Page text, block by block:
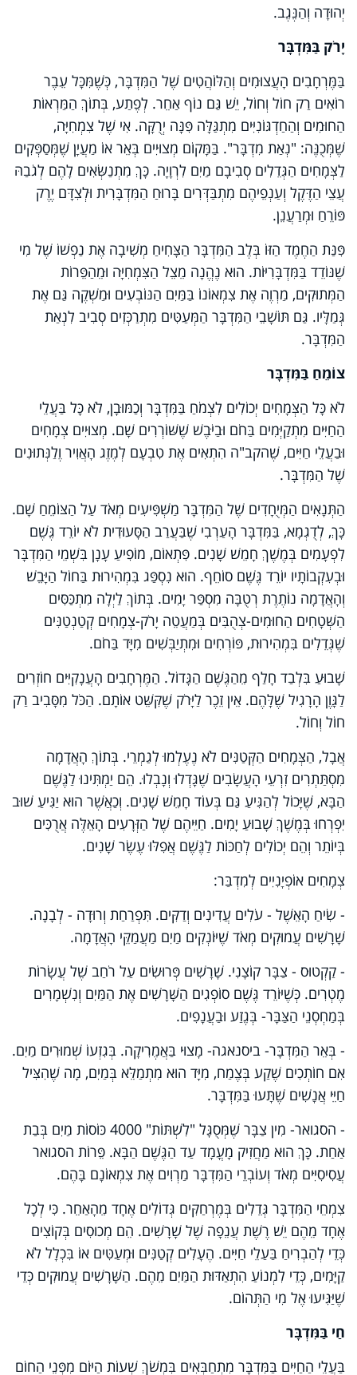
יְהוּדָה וְהַנֶּגֶב.
יָרֹק בַּמִּדְבָּר
בַּמֶּרְחָבִים הָעֲצוּמִים וְהַלּוֹהֲטִים שֶׁל הַמִּדְבָּר, כְּשֶׁמִּכָּל עֵבֶר
רוֹאִים רַק חוֹל וְחוֹל, יֵשׁ גַּם נוֹף אַחֵר. לְפֶתַע, בְּתוֹךְ הַמַּרְאוֹת
הַחוּמִים וְהַחַדְגּוֹנִיִּים מִתְגַּלָּה פִּנָּה יְרֻקָּה. אִי שֶׁל צִמְחִיָּה,
שֶׁמְּכֻנֶּה: "נְאַת מִדְבָּר". בַּמָּקוֹם מְצוּיִים בְּאֵר אוֹ מַעֲיָן שֶׁמְּסַפְּקִים
לַצְּמָחִים הַגְּדֵלִים סְבִיבָם מַיִם לִרְוָיָה. כָּךְ מִתְנַשְּׂאִים לָהֶם לְגֹבַהּ
עֲצֵי הַדֶּקֶל וְעַנְפֵיהֶם מִתְבַּדְּרִים בָּרוּחַ הַמִּדְבָּרִית וּלְצִדָּם יֶרֶק
פּוֹרֵחַ וּמְרַעֲנֵן.
פִּנַּת הַחֶמֶד הַזּוֹ בְּלֶב הַמִּדְבָּר הַצָּחִיחַ מְשִׁיבָה אֶת נַפְשׁוֹ שֶׁל מִי
שֶׁנּוֹדֵד בַּמִּדְבָּרִיּוֹת. הוּא נֶהֱנָה מֵצֵל הַצִּמְחִיָּה וּמֵהַפֵּרוֹת
הַמְּתוּקִים, מַרְוֶה אֶת צִמְאוֹנוֹ בַּמַּיִם הַנּוֹבְעִים וּמַשְׁקֶה גַּם אֶת
גְּמַלָּיו. גַּם תּוֹשָׁבֵי הַמִּדְבָּר הַמְּעַטִּים מִתְרַכְּזִים סְבִיב לִנְאַת
הַמִּדְבָּר.
צוֹמֵחַ בַּמִּדְבָּר
לֹא כָּל הַצְּמָחִים יְכוֹלִים לִצְמֹחַ בַּמִּדְבָּר וְכַמּוּבָן, לֹא כָּל בַּעֲלֵי
הַחַיִּים מִתְקַיְּמִים בַּחֹם וּבַיֹּבֶשׁ שֶׁשּׁוֹרְרִים שָׁם. מְצוּיִים צְמָחִים
וּבַעֲלֵי חַיִּים, שֶׁהקב"ה הִתְאִים אֶת טִבְעָם לְמֶזֶג הָאֲוִיר וֶלַנְּתוּנִים
שֶׁל הַמִּדְבָּר.
הַתְּנָאִים הַמְּיֻחָדִים שֶׁל הַמִּדְבָּר מַשְׁפִּיעִים מְאֹד עַל הַצּוֹמֵחַ שָׁם.
כָּךְ, לְדֻגְמָא, בַּמִּדְבָּר הָעַרְבִי שֶׁבַּעֲרַב הַסָּעוּדִית לֹא יוֹרֵד גֶּשֶׁם
לִפְעָמִים בְּמֶשֶׁךְ חָמֵשׁ שָׁנִים. פִּתְאוֹם, מוֹפִיעַ עָנָן בִּשְׁמֵי הַמִּדְבָּר
וּבְעִקְבוֹתָיו יוֹרֵד גֶּשֶׁם סוֹחֵף. הוּא נִסְפַּג בִּמְהִירוּת בַּחוֹל הַיָּבֵשׁ
וְהָאֲדָמָה נוֹתֶרֶת רְטֻבָּה מִסְפַּר יָמִים. בְּתוֹךְ לַיְלָה מִתְכַּסִּים
הַשְּׁטָחִים הַחוּמִים-צְהֻבִּים בְּמַעֲטֵה יָרֹק-צְמָחִים קְטַנְטַנִּים
שֶׁגְּדֵלִים בִּמְהִירוּת, פּוֹרְחִים וּמִתְיַבְּשִׁים מִיָּד בַּחֹם.
שָׁבוּעַ בִּלְבַד חָלַף מֵהַגֶּשֶׁם הַגָּדוֹל. הַמֶּרְחָבִים הָעֲנָקִיִּים חוֹזְרִים
לַגָּוֶן הָרָגִיל שֶׁלָּהֶם. אֵין זֵכֶר לַיָּרֹק שֶׁקִּשֵּׁט אוֹתָם. הַכֹּל מִסָּבִיב רַק
חוֹל וְחוֹל.
אֲבָל, הַצְּמָחִים הַקְּטַנִּים לֹא נֶעֶלְמוּ לְגַמְרֵי. בְּתוֹךְ הָאֲדָמָה
מִסְתַּתְרִים זִרְעֵי הָעֲשָׂבִים שֶׁגָּדְלוּ וְנָבְלוּ. הֵם יַמְתִּינוּ לַגֶּשֶׁם
הַבָּא, שֶׁיָּכוֹל לְהַגִּיעַ גַּם בְּעוֹד חָמֵשׁ שָׁנִים. וְכַאֲשֶׁר הוּא יַגִּיעַ שׁוּב
יִפְרְחוּ בְּמֶשֶׁךְ שָׁבוּעַ יָמִים. חַיֵּיהֶם שֶׁל הַזְּרָעִים הָאֵלֶּה אֲרֻכִּים
בְּיוֹתֵר וְהֵם יְכוֹלִים לְחַכּוֹת לַגֶּשֶׁם אֲפִלּוּ עֶשֶׂר שָׁנִים.
צְמָחִים אוֹפְיָנִיִים לְמִדְבַּר:
- שִׂיחַ הָאֵשֶׁל - עֹלִים עֲדִינִים וְדַקִּים. תִּפְרַחַת וְרוּדָה - לְבָנָה.
שָׁרָשִׁים עֲמוּקִים מְאֹד שֶׁיּוֹנְקִים מַיִם מַעֲמַקֵּי הָאֲדָמָה.
- קַקְטוּס - צַבָּר קוֹצָנִי. שָׁרָשִׁים פְּרוּשִֹים עַל רֹחַב שֶׁל עֲשָׂרוֹת
מֶטְרִים. כְּשֶׁיּוֹרֵד גֶּשֶׁם סוֹפְגִים הַשָּׁרָשִׁים אֶת הַמַּיִם וְנִשְׁמָרִים
בְּמַחְסְנֵי הַצַּבָּר- בְּגֶזַע וּבַעֲנָפִים.
- בְּאֵר הַמִּדְבָּר- ביסנאגה- מָצוּי בַּאֲמֶרִיקָה. בְּגִזְעוֹ שְׁמוּרִים מַיִם.
אִם חוֹתְכִים שֶׁקַע בְּצֶמַח, מִיָּד הוּא מִתְמַלֵּא בְּמַיִם, מָה שֶׁהִצִּיל
חַיֵּי אֲנָשִׁים שֶׁתָּעוּ בַּמִּדְבָּר.
- הסגואר- מִין צַבָּר שֶׁמְּסֻגָּל "לִשְׁתּוֹת" 4000 כּוֹסוֹת מַיִם בְּבַת
אַחַת. כָּךְ הוּא מַחֲזִיק מָעֳמָד עַד הַגֶּשֶׁם הַבָּא. פֵּרוֹת הסגואר
עֲסִיסִיִּים מְאֹד וְעוֹבְרֵי הַמִּדְבָּר מַרְוִים אֶת צִמְאוֹנָם בָּהֶם.
צִמְחֵי הַמִּדְבָּר גְּדֵלִים בְּמֶרְחַקִּים גְּדוֹלִים אֶחָד מֵהָאַחֵר. כִּי לְכָל
אֶחָד מֵהֶם יֵשׁ רֶשֶׁת עֲנֵפָה שֶׁל שָׁרָשִׁים. הֵם מְכוּסִים בְּקוֹצִים
כְּדֵי לְהַבְרִיחַ בַּעַלֵי חַיִּים. הֶעָלִים קְטַנִּים וּמְעַטִּים אוֹ בִּכְלָל לֹא
קַיָּמִים, כְּדֵי לִמְנוֹעַ הִתְאַדּוּת הַמַּיִם מֵהֶם. הַשָּׁרָשִׁים עֲמוּקִים כְּדֵי
שֶׁיַּגִּיעוּ אֶל מִי הַתְּהוֹם.
חַי בַּמִּדְבָּר
בַּעֲלֵי הַחַיִּים בַּמִּדְבָּר מִתְחַבְּאִים בִּמְשֹׁךְ שְׁעוֹת הַיּוֹם מִפְּנֵי הַחוֹם